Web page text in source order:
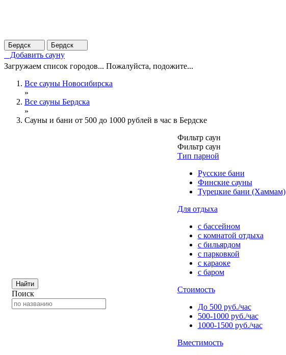
Бердск Бердск
Добавить сауну
Загружаем список городов... Пожалуйста, подожите...
Все сауны Новосибирска
»
Все сауны Бердска
»
Сауны и бани от 500 до 1000 рублей в час в Бердске
Найти
Поиск
Фильтр саун
Фильтр саун
Тип парной
Русские бани
Финские сауны
Турецкие бани (Хаммам)
Для отдыха
с бассейном
с комнатой отдыха
с бильярдом
с парковкой
с караоке
с баром
Стоимость
До 500 руб./час
500-1000 руб./час
1000-1500 руб./час
Вместимость